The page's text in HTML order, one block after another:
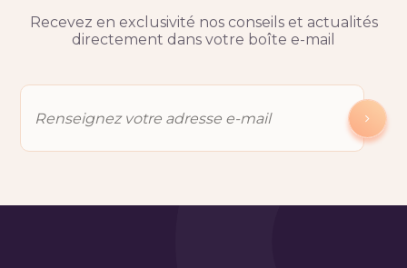
Recevez en exclusivité nos conseils et actualités
directement dans votre boîte e-mail